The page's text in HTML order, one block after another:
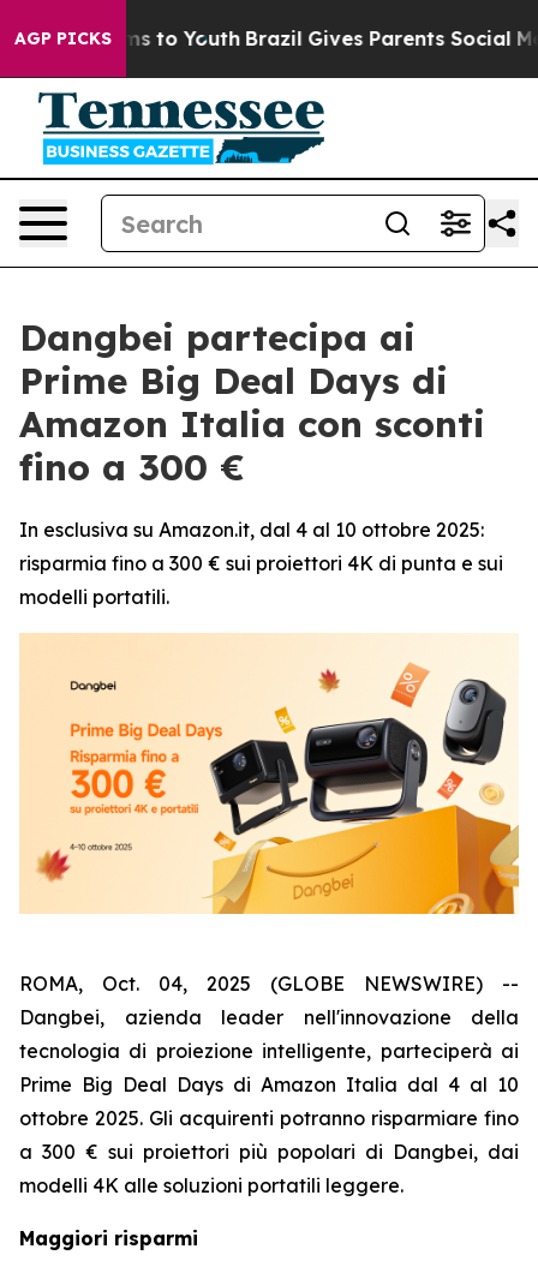
AGP PICKS
Harms to Youth Brazil Gives Parents Social Media
Dangbei partecipa ai
Prime Big Deal Days di
Amazon Italia con sconti
fino a 300 €
In esclusiva su Amazon.it, dal 4 al 10 ottobre 2025:
risparmia fino a 300 € sui proiettori 4K di punta e sui
modelli portatili.
ROMA, Oct. 04, 2025 (GLOBE NEWSWIRE) --
Dangbei, azienda leader nell'innovazione della
tecnologia di proiezione intelligente, parteciperà ai
Prime Big Deal Days di Amazon Italia dal 4 al 10
ottobre 2025. Gli acquirenti potranno risparmiare fino
a 300 € sui proiettori più popolari di Dangbei, dai
modelli 4K alle soluzioni portatili leggere.
Maggiori risparmi